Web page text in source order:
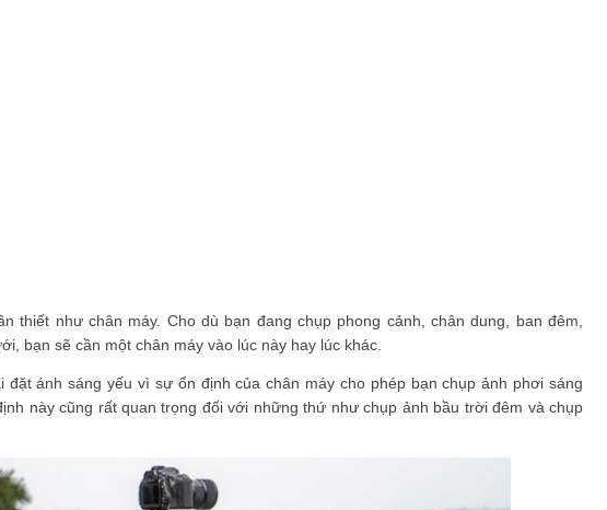
thiết như chân máy. Cho dù bạn đang chụp phong cảnh, chân dung, ban đêm,
bạn sẽ cần một chân máy vào lúc này hay lúc khác.
ánh sáng yếu vì sự ổn định của chân máy cho phép bạn chụp ảnh phơi sáng
này cũng rất quan trọng đối với những thứ như chụp ảnh bầu trời đêm và chụp